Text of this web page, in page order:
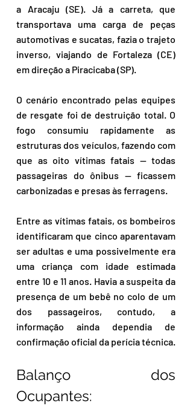
a Aracaju (SE). Já a carreta, que
transportava uma carga de peças
automotivas e sucatas, fazia o trajeto
inverso, viajando de Fortaleza (CE)
em direção a Piracicaba (SP).
O cenário encontrado pelas equipes
de resgate foi de destruição total. O
fogo consumiu rapidamente as
estruturas dos veículos, fazendo com
que as oito vítimas fatais — todas
passageiras do ônibus — ficassem
carbonizadas e presas às ferragens.
Entre as vítimas fatais, os bombeiros
identificaram que cinco aparentavam
ser adultas e uma possivelmente era
uma criança com idade estimada
entre 10 e 11 anos. Havia a suspeita da
presença de um bebê no colo de um
dos passageiros, contudo, a
informação ainda dependia de
confirmação oficial da perícia técnica.
Balanço dos
Ocupantes: